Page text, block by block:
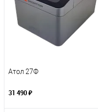
Атол 27Ф
31 490 ₽